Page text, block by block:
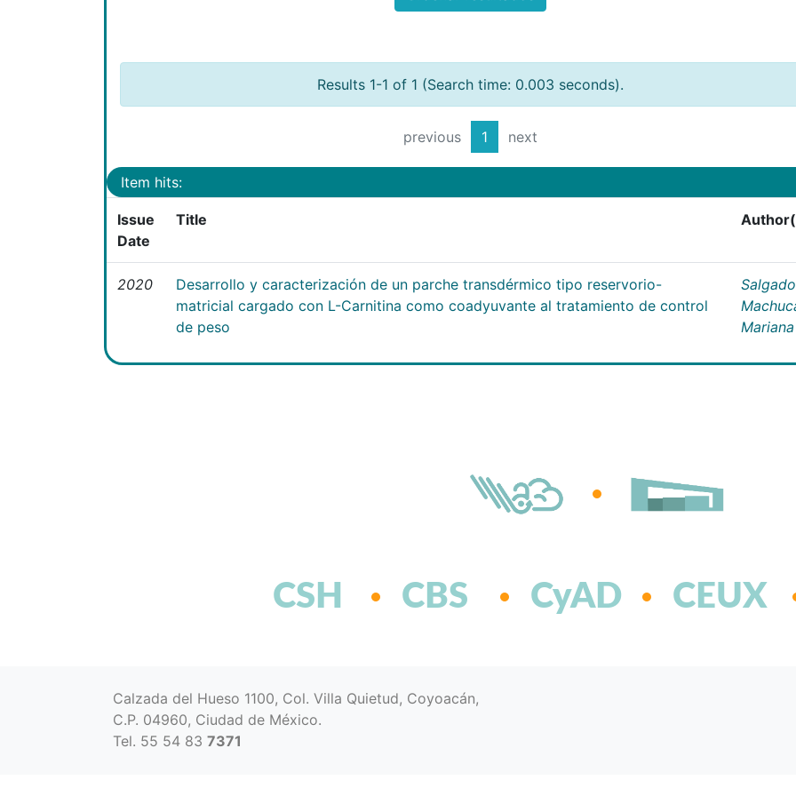
Results 1-1 of 1 (Search time: 0.003 seconds).
previous 1 next
Item hits:
Issue
Date
Title
2020
Desarrollo y caracterización de un parche transdérmico tipo reservorio-
matricial cargado con L-Carnitina como coadyuvante al tratamiento de control
de peso
Salgado
Mariana
CSH CBS CyAD CEUX
Calzada del Hueso 1100, Col. Villa Quietud, Coyoacán,
C.P. 04960, Ciudad de México.
Tel. 55 54 83 7371